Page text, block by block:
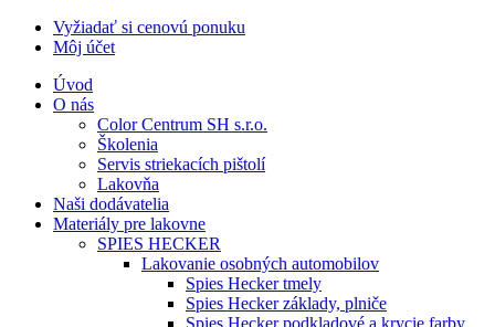
Vyžiadať si cenovú ponuku
Môj účet
Úvod
O nás
Color Centrum SH s.r.o.
Školenia
Servis striekacích pištolí
Lakovňa
Naši dodávatelia
Materiály pre lakovne
SPIES HECKER
Lakovanie osobných automobilov
Spies Hecker tmely
Spies Hecker základy, plniče
Spies Hecker podkladové a krycie farby